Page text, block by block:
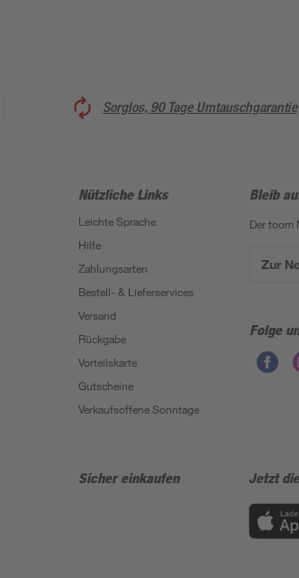
Sorglos, 90 Tage Umtauschgarantie
Nützliche Links
Leichte Sprache
Hilfe
Zahlungsarten
Bestell- & Lieferservices
Versand
Rückgabe
Vorteilskarte
Gutscheine
Verkaufsoffene Sonntage
Bleib
Der toom
Zur
Folge
Sicher einkaufen Jetzt